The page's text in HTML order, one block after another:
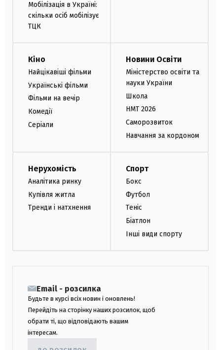
Мобілізація в Україні:
скільки осіб мобілізує
ТЦК
Кіно
Найцікавіші фільми
Українські фільми
Фільми на вечір
Комедії
Серіали
Новини Освіти
Міністерство освіти та
науки України
Школа
НМТ 2026
Саморозвиток
Навчання за кордоном
Нерухомість
Аналітика ринку
Купівля житла
Тренди і натхнення
Спорт
Бокс
Футбол
Теніс
Біатлон
Інші види спорту
Email - розсилка
Будьте в курсі всіх новин і оновлень!
Перейдіть на сторінку наших розсилок, щоб
обрати ті, що відповідають вашим
інтересам.